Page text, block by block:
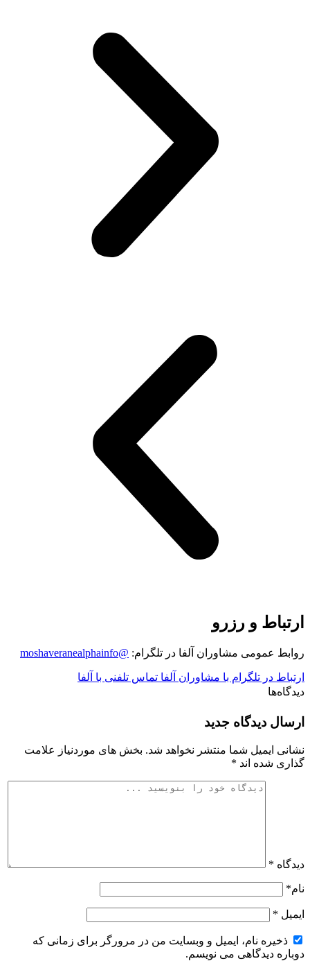
ارتباط و رزرو
روابط عمومی مشاوران آلفا در تلگرام: @moshaveranealphainfo
ارتباط در تلگرام با مشاوران آلفا تماس تلفنی با آلفا
دیدگاه‌ها
ارسال دیدگاه جدید
نشانی ایمیل شما منتشر نخواهد شد. بخش های موردنیاز علامت
گذاری شده اند *
دیدگاه *
نام*
ایمیل *
ذخیره نام، ایمیل و وبسایت من در مرورگر برای زمانی که
دوباره دیدگاهی می نویسم.